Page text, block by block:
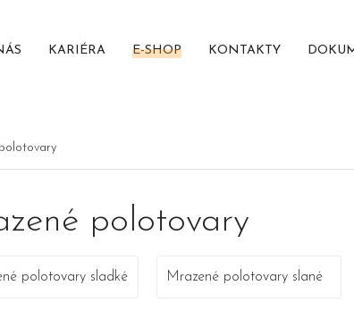
KARIÉRA E-SHOP KONTAKTY
polotovary
polotovary sladké Mrazené polotovary slané